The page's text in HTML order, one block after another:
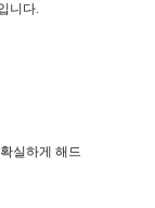
니다.
실하게 해드